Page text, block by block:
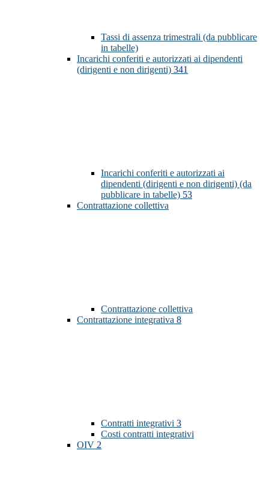
Tassi di assenza trimestrali (da pubblicare
in tabelle)
Incarichi conferiti e autorizzati ai dipendenti
(dirigenti e non dirigenti) 341
Incarichi conferiti e autorizzati ai
dipendenti (dirigenti e non dirigenti) (da
pubblicare in tabelle) 53
Contrattazione collettiva
Contrattazione collettiva
Contrattazione integrativa 8
Contratti integrativi 3
Costi contratti integrativi
OIV 2